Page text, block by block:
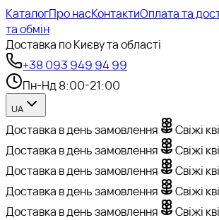
КаталогПро насКонтактиОплата та
та обмін
Доставка по Києву та області
+38 093 949 94 99
Пн-Нд 8:00-21:00
UA
Доставка в день замовлення
Свіжі
Доставка в день замовлення
Свіжі
Доставка в день замовлення
Свіжі
Доставка в день замовлення
Свіжі
Доставка в день замовлення
Свіжі